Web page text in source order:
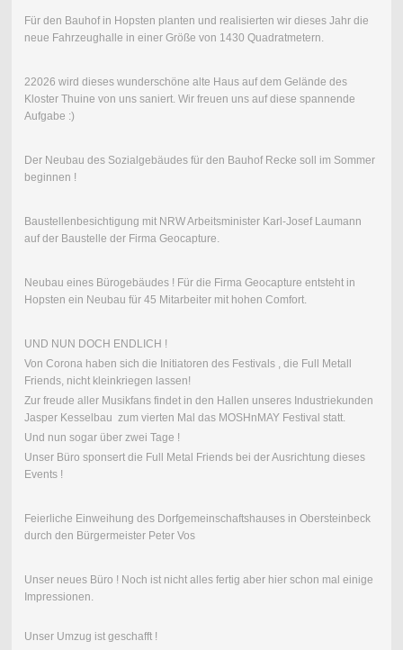
Für den Bauhof in Hopsten planten und realisierten wir dieses Jahr die
neue Fahrzeughalle in einer Größe von 1430 Quadratmetern.
22026 wird dieses wunderschöne alte Haus auf dem Gelände des
Kloster Thuine von uns saniert. Wir freuen uns auf diese spannende
Aufgabe :)
Der Neubau des Sozialgebäudes für den Bauhof Recke soll im Sommer
beginnen !
Baustellenbesichtigung mit NRW Arbeitsminister Karl-Josef Laumann
auf der Baustelle der Firma Geocapture.
Neubau eines Bürogebäudes ! Für die Firma Geocapture entsteht in
Hopsten ein Neubau für 45 Mitarbeiter mit hohen Comfort.
UND NUN DOCH ENDLICH !
Von Corona haben sich die Initiatoren des Festivals , die Full Metall
Friends, nicht kleinkriegen lassen!
Zur freude aller Musikfans findet in den Hallen unseres Industriekunden
Jasper Kesselbau zum vierten Mal das MOSHnMAY Festival statt.
Und nun sogar über zwei Tage !
Unser Büro sponsert die Full Metal Friends bei der Ausrichtung dieses
Events !
Feierliche Einweihung des Dorfgemeinschaftshauses in Obersteinbeck
durch den Bürgermeister Peter Vos
Unser neues Büro ! Noch ist nicht alles fertig aber hier schon mal einige
Impressionen.
Unser Umzug ist geschafft !